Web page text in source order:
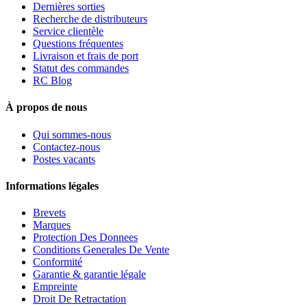
Dernières sorties
Recherche de distributeurs
Service clientèle
Questions fréquentes
Livraison et frais de port
Statut des commandes
RC Blog
À propos de nous
Qui sommes-nous
Contactez-nous
Postes vacants
Informations légales
Brevets
Marques
Protection Des Donnees
Conditions Generales De Vente
Conformité
Garantie & garantie légale
Empreinte
Droit De Retractation